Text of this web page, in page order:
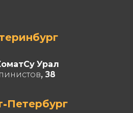
Урал
38
Петербург